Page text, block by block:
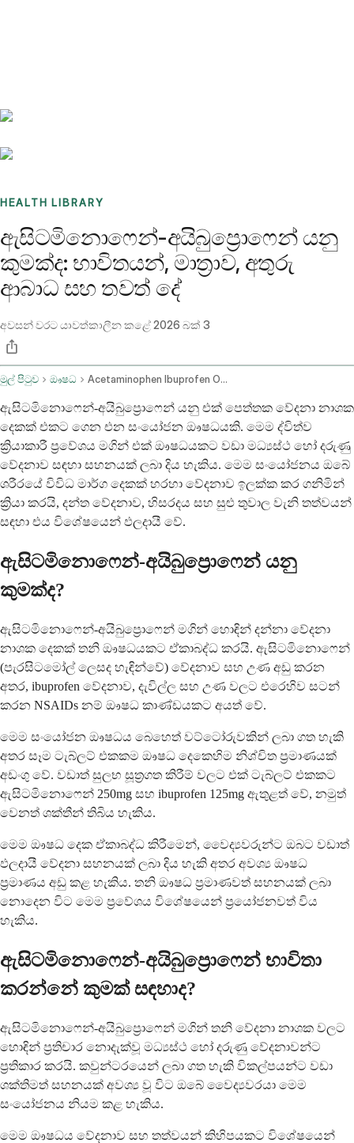
HEALTH LIBRARY
ඇසිටමිනොෆෙන්-අයිබුප්‍රොෆෙන් යනු
කුමක්ද: භාවිතයන්, මාත්‍රාව, අතුරු
ආබාධ සහ තවත් දේ
අවසන් වරට යාවත්කාලීන කළේ2026 බක් 3
මුල් පිටුව ඖෂධ Acetaminophen Ibuprofen Oral Route
ඇසිටමිනොෆෙන්-අයිබුප්‍රොෆෙන් යනු එක් පෙත්තක වේදනා නාශක
දෙකක් එකට ගෙන එන සංයෝජන ඖෂධයකි. මෙම ද්විත්ව
ක්‍රියාකාරී ප්‍රවේශය මගින් එක් ඖෂධයකට වඩා මධ්‍යස්ථ හෝ දරුණු
වේදනාව සඳහා සහනයක් ලබා දිය හැකිය. මෙම සංයෝජනය ඔබේ
ශරීරයේ විවිධ මාර්ග දෙකක් හරහා වේදනාව ඉලක්ක කර ගනිමින්
ක්‍රියා කරයි, දන්ත වේදනාව, හිසරදය සහ සුළු තුවාල වැනි තත්වයන්
සඳහා එය විශේෂයෙන් ඵලදායී වේ.
ඇසිටමිනොෆෙන්-අයිබුප්‍රොෆෙන් යනු
කුමක්ද?
ඇසිටමිනොෆෙන්-අයිබුප්‍රොෆෙන් මගින් හොඳින් දන්නා වේදනා
නාශක දෙකක් තනි ඖෂධයකට ඒකාබද්ධ කරයි. ඇසිටමිනොෆෙන්
(පැරසිටමෝල් ලෙසද හැඳින්වේ) වේදනාව සහ උණ අඩු කරන
අතර, ibuprofen වේදනාව, දැවිල්ල සහ උණ වලට එරෙහිව සටන්
කරන NSAIDs නම් ඖෂධ කාණ්ඩයකට අයත් වේ.
මෙම සංයෝජන ඖෂධය බෙහෙත් වට්ටෝරුවකින් ලබා ගත හැකි
අතර සෑම ටැබ්ලට් එකකම ඖෂධ දෙකෙහිම නිශ්චිත ප්‍රමාණයක්
අඩංගු වේ. වඩාත් සුලභ සූත්‍රගත කිරීම් වලට එක් ටැබ්ලට් එකකට
ඇසිටමිනොෆෙන් 250mg සහ ibuprofen 125mg ඇතුළත් වේ, නමුත්
වෙනත් ශක්තීන් තිබිය හැකිය.
මෙම ඖෂධ දෙක ඒකාබද්ධ කිරීමෙන්, වෛද්‍යවරුන්ට ඔබට වඩාත්
ඵලදායී වේදනා සහනයක් ලබා දිය හැකි අතර අවශ්‍ය ඖෂධ
ප්‍රමාණය අඩු කළ හැකිය. තනි ඖෂධ ප්‍රමාණවත් සහනයක් ලබා
නොදෙන විට මෙම ප්‍රවේශය විශේෂයෙන් ප්‍රයෝජනවත් විය
හැකිය.
ඇසිටමිනොෆෙන්-අයිබුප්‍රොෆෙන් භාවිතා
කරන්නේ කුමක් සඳහාද?
ඇසිටමිනොෆෙන්-අයිබුප්‍රොෆෙන් මගින් තනි වේදනා නාශක වලට
හොඳින් ප්‍රතිචාර නොදැක්වූ මධ්‍යස්ථ හෝ දරුණු වේදනාවන්ට
ප්‍රතිකාර කරයි. කවුන්ටරයෙන් ලබා ගත හැකි විකල්පයන්ට වඩා
ශක්තිමත් සහනයක් අවශ්‍ය වූ විට ඔබේ වෛද්‍යවරයා මෙම
සංයෝජනය නියම කළ හැකිය.
මෙම ඖෂධය වේදනාව සහ තත්වයන් කිහිපයකට විශේෂයෙන්